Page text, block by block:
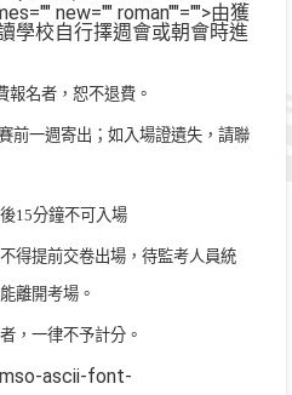
new="" roman""="">由獲
學校自行擇週會或朝會時進
報名者，恕不退費。
前一週寄出；如入場證遺失，請聯
15分鐘不可入場
得提前交卷出場，待監考人員統
離開考場。
，一律不予計分。
ascii-font-